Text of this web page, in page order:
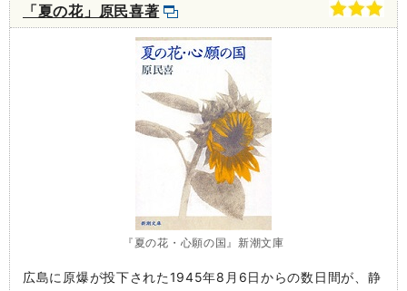
「夏の花」原民喜著
『夏の花・心願の国』新潮文庫
広島に原爆が投下された1945年8月6日からの数日間が、静